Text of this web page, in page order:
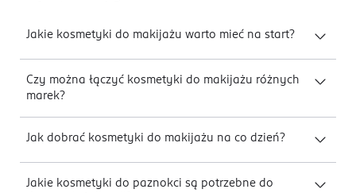
Jakie kosmetyki do makijażu warto mieć na start?
Czy można łączyć kosmetyki do makijażu różnych
marek?
Jak dobrać kosmetyki do makijażu na co dzień?
Jakie kosmetyki do paznokci są potrzebne do